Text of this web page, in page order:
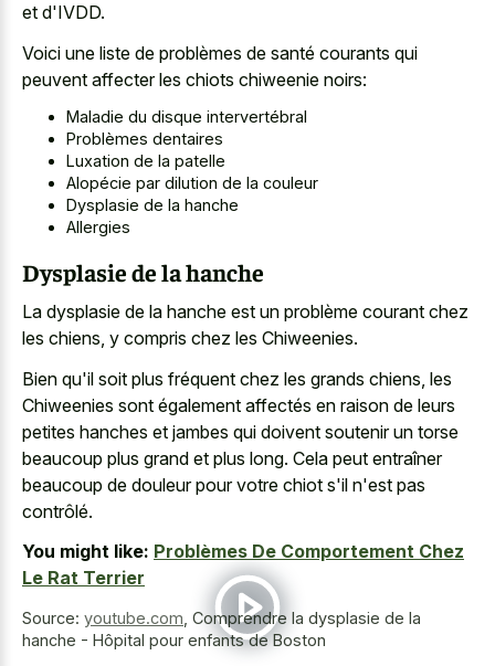
et d'IVDD.
Voici une liste de problèmes de santé courants qui
peuvent affecter les chiots chiweenie noirs:
Maladie du disque intervertébral
Problèmes dentaires
Luxation de la patelle
Alopécie par dilution de la couleur
Dysplasie de la hanche
Allergies
Dysplasie de la hanche
La dysplasie de la hanche est un problème courant chez
les chiens, y compris chez les Chiweenies.
Bien qu'il soit plus fréquent chez les grands chiens, les
Chiweenies sont également affectés en raison de leurs
petites hanches et jambes qui doivent soutenir un torse
beaucoup plus grand et plus long. Cela peut entraîner
beaucoup de douleur pour votre chiot s'il n'est pas
contrôlé.
You might like: Problèmes De Comportement Chez
Le Rat Terrier
Source: youtube.com Comprendre la dysplasie de la
hanche - Hôpital pour enfants de Boston